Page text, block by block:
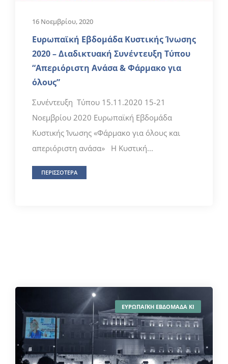
16 Νοεμβρίου, 2020
Ευρωπαϊκή Εβδομάδα Κυστικής Ίνωσης
2020 – Διαδικτυακή Συνέντευξη Τύπου
“Απεριόριστη Ανάσα & Φάρμακο για
όλους”
Συνέντευξη Τύπου 15.11.2020 15-21
Νοεμβρίου 2020 Ευρωπαϊκή Εβδομάδα
Κυστικής Ίνωσης «Φάρμακο για όλους και
απεριόριστη ανάσα» Η Κυστική...
ΠΕΡΙΣΣΟΤΕΡΑ
ΕΥΡΩΠΑΪΚΗ ΕΒΔΟΜΑΔΑ ΚΙ